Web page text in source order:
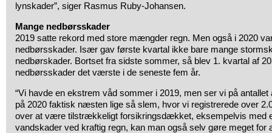
lynskader”, siger Rasmus Ruby-Johansen.
Mange nedbørsskader
2019 satte rekord med store mængder regn. Men også i 2020
nedbørsskader. Især gav første kvartal ikke bare mange
nedbørskader. Bortset fra sidste sommer, så blev 1. kvartal af
nedbørsskader det værste i de seneste fem år.
“Vi havde en ekstrem våd sommer i 2019, men ser vi på
på 2020 faktisk næsten lige så slem, hvor vi registrerede over
over at være tilstrækkeligt forsikringsdækket, eksempelvis med
vandskader ved kraftig regn, kan man også selv gøre meget for